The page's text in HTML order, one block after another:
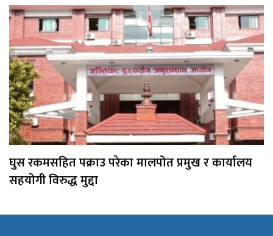
घुस रकमसहित पक्राउ परेका मालपोत प्रमुख र कार्यालय
सहयोगी विरुद्ध मुद्दा